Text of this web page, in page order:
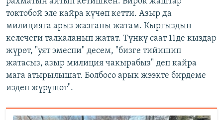
токтобой эле кайра күчөп кетти. Азыр да
милицияга арыз жазганы жатам. Кыргыздын
келечеги талкаланып жатат. Түнкү саат 11де кыздар
жүрөт, "уят эмеспи" десем, "бизге тийишип
жатасыз, азыр милиция чакырабыз" деп кайра
мага атырылышат. Болбосо арык жээкте бирдеме
издеп жүрүшөт".